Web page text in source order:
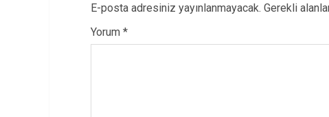
E-posta adresiniz yayınlanmayacak. Gerekli
Yorum *